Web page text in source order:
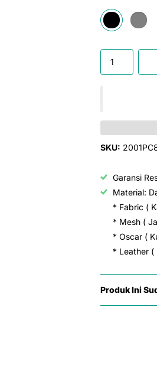
SKU:
Garansi
Material:
* Fabric (
* Mesh (
* Oscar (
* Leather (
Produk Ini